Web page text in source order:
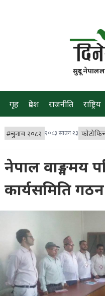
सुदूर
गृह प्रदेश राजनीति राष्ट्रिय
#चुनाव २०८२ २०८३ साउन २३
नेपाल वाङ्ममय
कार्यसमिति गठन